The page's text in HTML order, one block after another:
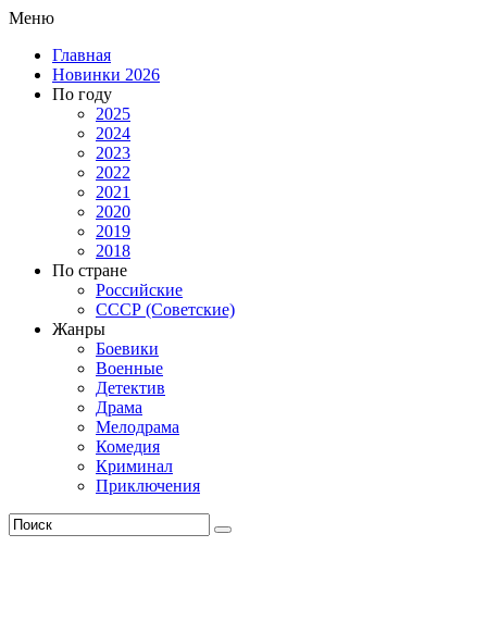
Меню
Главная
Новинки 2026
По году
2025
2024
2023
2022
2021
2020
2019
2018
По стране
Российские
СССР (Советские)
Жанры
Боевики
Военные
Детектив
Драма
Мелодрама
Комедия
Криминал
Приключения